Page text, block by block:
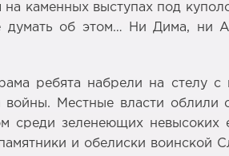
на каменных выступах под
думать об этом… Ни Дима, ни
ребята набрели на стелу
войны. Местные власти облили
среди зеленеющих невысоких
и обелиски воинской